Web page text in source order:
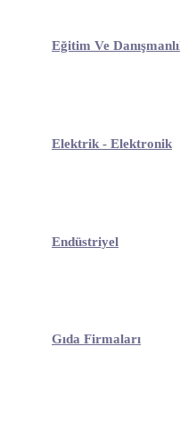
Eğitim Ve
Elektrik - Elektronik
Endüstriyel
Gıda Firmaları